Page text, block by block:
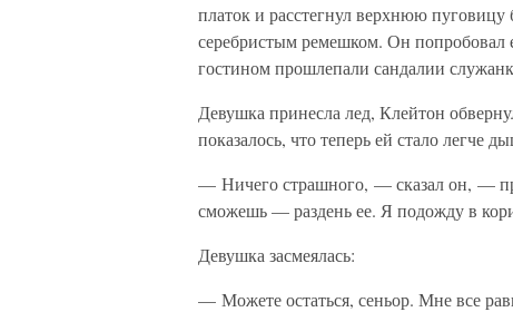
платок и расстегнул верхнюю
серебристым ремешком. Он попробовал
гостином прошлепали сандалии
Девушка принесла лед, Клейтон
показалось, что теперь ей стало легче
— Ничего страшного, — сказал он, —
сможешь — раздень ее. Я подожду в
Девушка засмеялась:
— Можете остаться, сеньор. Мне все